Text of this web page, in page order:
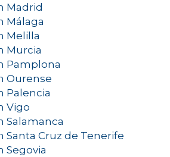
Madrid
Málaga
Melilla
Murcia
Pamplona
Ourense
Palencia
Vigo
Salamanca
Santa Cruz de Tenerife
Segovia